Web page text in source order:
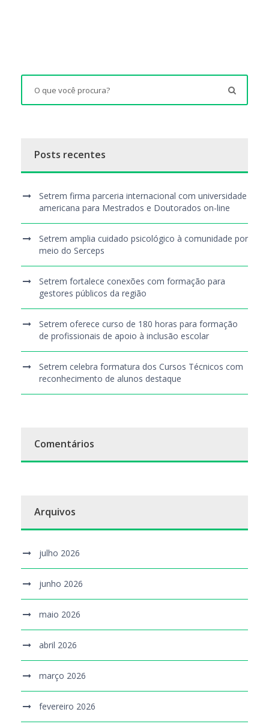
Posts recentes
Setrem firma parceria internacional com universidade
americana para Mestrados e Doutorados on-line
Setrem amplia cuidado psicológico à comunidade por
meio do Serceps
Setrem fortalece conexões com formação para
gestores públicos da região
Setrem oferece curso de 180 horas para formação
de profissionais de apoio à inclusão escolar
Setrem celebra formatura dos Cursos Técnicos com
reconhecimento de alunos destaque
Comentários
Arquivos
julho 2026
junho 2026
maio 2026
abril 2026
março 2026
fevereiro 2026